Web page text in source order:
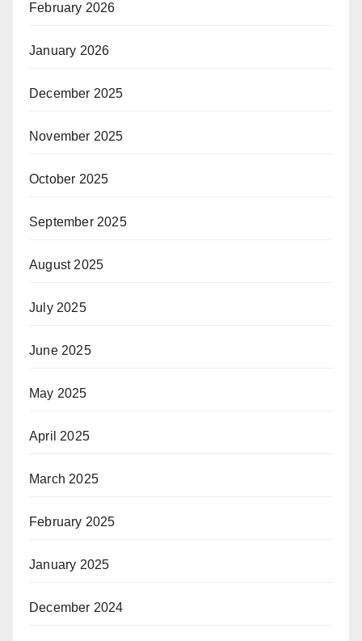
February 2026
January 2026
December 2025
November 2025
October 2025
September 2025
August 2025
July 2025
June 2025
May 2025
April 2025
March 2025
February 2025
January 2025
December 2024